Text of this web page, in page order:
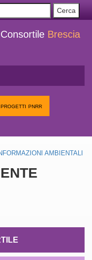
Brescia
progetti pnrr
AMBIENTALI